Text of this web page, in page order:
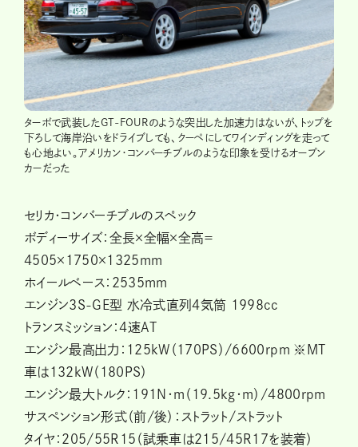
ターボで武装したGT-FOURのような突出した加速力はないが、トップを
下ろして海岸沿いをドライブしても、クーペにしてワインディングを走って
も心地よい。アメリカン・コンバーチブルのような印象を受けるオープン
カーだった
セリカ・コンバーチブルのスペック
ボディーサイズ：全長×全幅×全高＝
4505×1750×1325mm
ホイールベース：2535mm
エンジン3S-GE型 水冷式直列4気筒 1998cc
トランスミッション：4速AT
エンジン最高出力：125kW（170PS）/6600rpm ※MT
車は132kW（180PS）
エンジン最大トルク：191N・m（19.5kg・m）/4800rpm
サスペンション形式（前/後）：ストラット/ストラット
タイヤ：205/55R15（試乗車は215/45R17を装着）